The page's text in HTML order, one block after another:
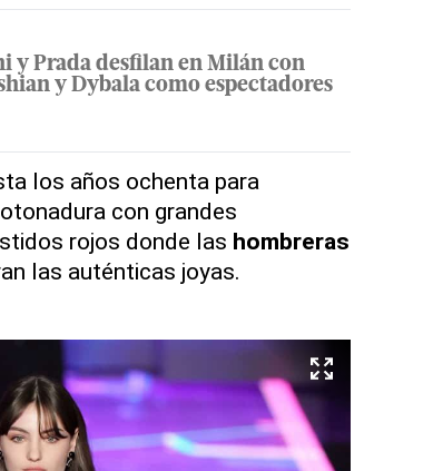
y Prada desfilan en Milán con
y Dybala como espectadores
los años ochenta para
con grandes
rojos donde las hombreras
las auténticas joyas.